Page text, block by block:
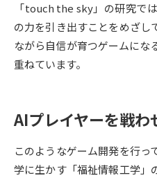
受験準備
併願校選び
先輩が入学を決めた理由
「touch the sky」の研究で
の力を引き出すことをめざし
ながら自信が育つゲームにな
重ねています。
AIプレイヤーを戦わ
このようなゲーム開発を行っ
学に生かす「福祉情報工学」